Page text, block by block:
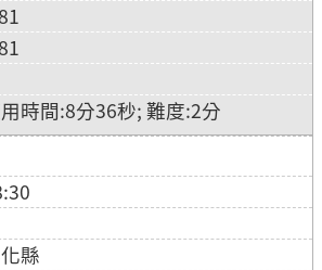
時間:8分36秒; 難度:2分
縣